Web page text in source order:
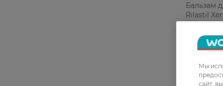
Бальзам
Rilastil
1 113,99
Мы
сайт,